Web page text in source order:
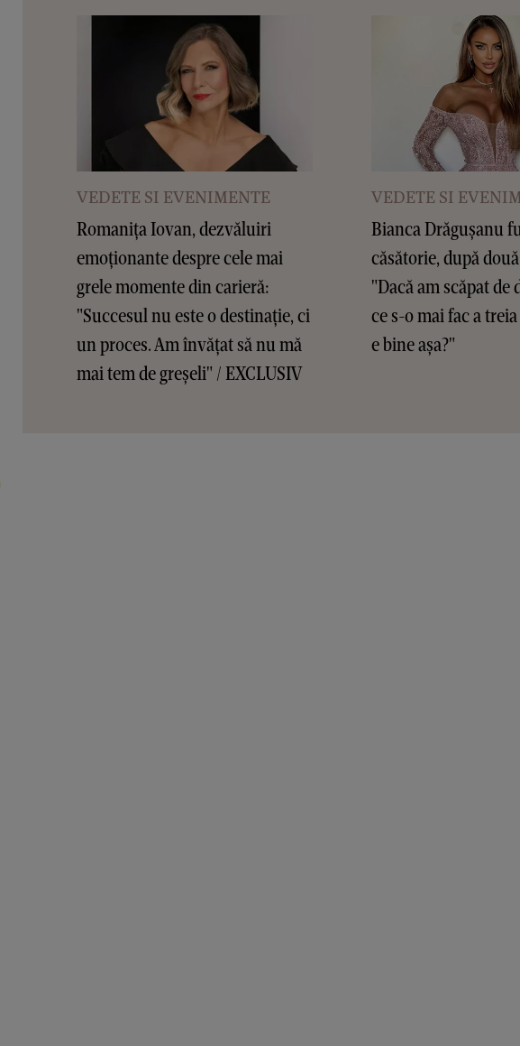
VEDETE SI EVENIMENTE
Romanița Iovan, dezvăluiri
emoționante despre cele mai
grele momente din carieră:
"Succesul nu este o destinație, ci
un proces. Am învățat să nu mă
mai tem de greșeli" / EXCLUSIV
VEDETE SI
Bianca Drăgușanu
căsătorie, după
"Dacă am scăpat de
ce s-o mai fac a
e bine așa?"